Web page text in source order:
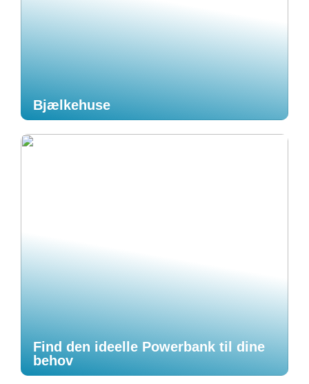
Bjælkehuse
Find den ideelle Powerbank til dine
behov